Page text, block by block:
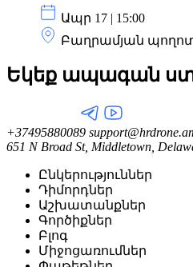
Ապր 17 | 15:00
Բաղրամյան
Եկեք ապագան
+37495880089
651 N Broad St, Middletown,
Ընկերություններ
Դիմորդներ
Աշխատանքներ
Գործիքներ
Բլոգ
Միջոցառումներ